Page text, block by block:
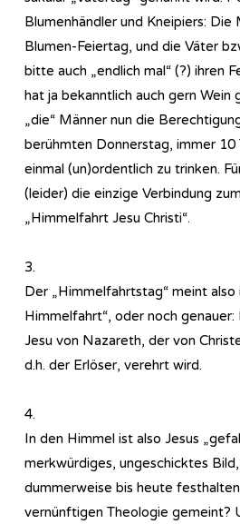
Blumenhändler und Kneipiers: Die
Blumen-Feiertag, und die Väter
bitte auch „endlich mal“ (?) ihren
hat ja bekanntlich auch gern Wein
„die“ Männer nun die
berühmten Donnerstag, immer
einmal (un)ordentlich zu trinken.
(leider) die einzige Verbindung
„Himmelfahrt Jesu Christi“.
3.
Der „Himmelfahrtstag“ meint also
Himmelfahrt“, oder noch
Jesu von Nazareth, der von
d.h. der Erlöser, verehrt wird.
4.
In den Himmel ist also Jesus
merkwürdiges, ungeschicktes
dummerweise bis heute
vernünftigen Theologie gemeint?